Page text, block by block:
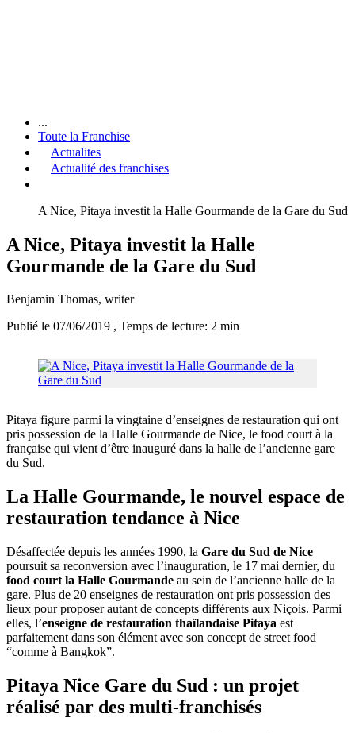
...
Toute la Franchise
Actualites
Actualité des franchises
A Nice, Pitaya investit la Halle Gourmande de la Gare du Sud
A Nice, Pitaya investit la Halle
Gourmande de la Gare du Sud
Benjamin Thomas, writer
Publié le 07/06/2019 , Temps de lecture: 2 min
Pitaya figure parmi la vingtaine d’enseignes de restauration qui ont
pris possession de la Halle Gourmande de Nice, le food court à la
française qui vient d’être inauguré dans la halle de l’ancienne gare
du Sud.
La Halle Gourmande, le nouvel espace de
restauration tendance à Nice
Désaffectée depuis les années 1990, la Gare du Sud de Nice
poursuit sa reconversion avec l’inauguration, le 17 mai dernier, du
food court la Halle Gourmande au sein de l’ancienne halle de la
gare. Plus de 20 enseignes de restauration ont pris possession des
lieux pour proposer autant de concepts différents aux Niçois. Parmi
elles, l’enseigne de restauration thaïlandaise Pitaya est
parfaitement dans son élément avec son concept de street food
“comme à Bangkok”.
Pitaya Nice Gare du Sud : un projet
réalisé par des multi-franchisés